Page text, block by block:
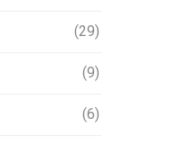
(29)
(9)
(6)